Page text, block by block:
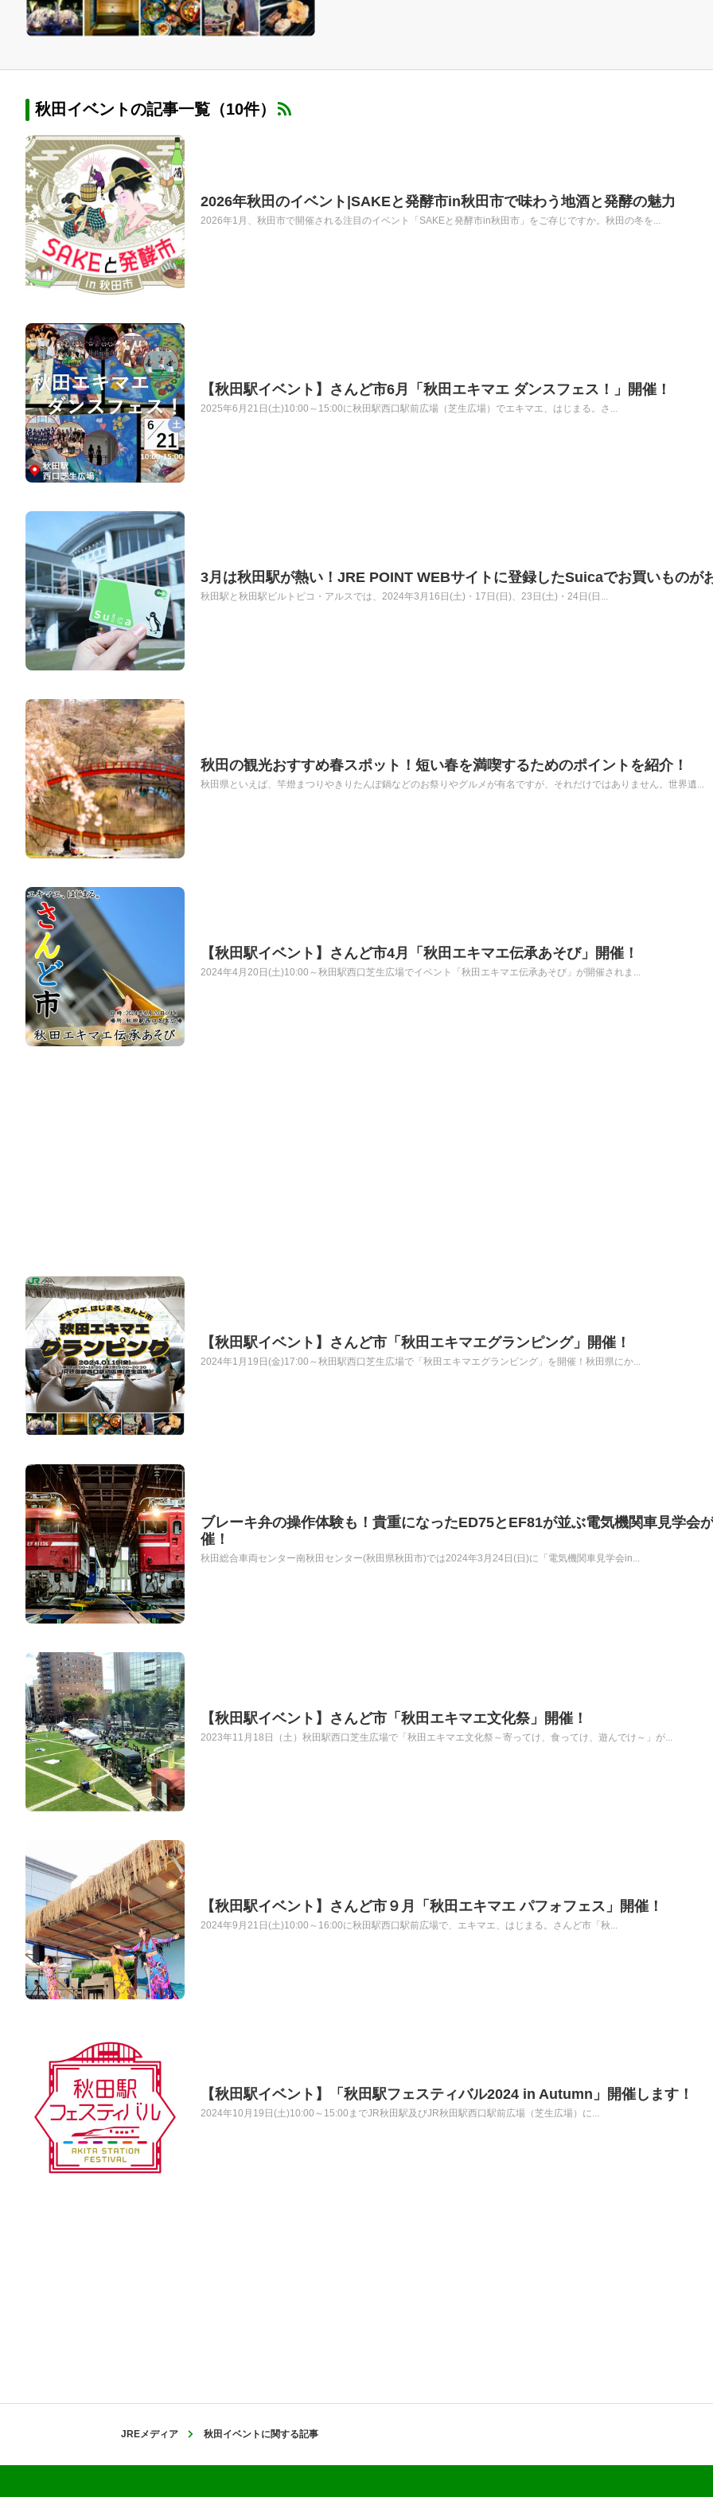
秋田イベントの記事一覧（10件）
2026年秋田のイベント|SAKEと発酵市in秋田市で味わう地酒と発酵の魅力
2026年1月、秋田市で開催される注目のイベント「SAKEと発酵市in秋田市」をご存じですか。秋田の冬を...
【秋田駅イベント】さんど市6月「秋田エキマエ ダンスフェス！」開催！
2025年6月21日(土)10:00～15:00に秋田駅西口駅前広場（芝生広場）でエキマエ、はじまる。さ...
3月は秋田駅が熱い！JRE POINT WEBサイトに登録したSuicaでお買いものが
秋田駅と秋田駅ビルトピコ・アルスでは、2024年3月16日(土)・17日(日)、23日(土)・24日(日...
秋田の観光おすすめ春スポット！短い春を満喫するためのポイントを紹介！
秋田県といえば、竿燈まつりやきりたんぽ鍋などのお祭りやグルメが有名ですが、それだけではありません。世界遺...
【秋田駅イベント】さんど市4月「秋田エキマエ伝承あそび」開催！
2024年4月20日(土)10:00～秋田駅西口芝生広場でイベント「秋田エキマエ伝承あそび」が開催されま...
【秋田駅イベント】さんど市「秋田エキマエグランピング」開催！
2024年1月19日(金)17:00～秋田駅西口芝生広場で「秋田エキマエグランピング」を開催！秋田県にか...
ブレーキ弁の操作体験も！貴重になったED75とEF81が並ぶ電気機関車見学会
催！
秋田総合車両センター南秋田センター(秋田県秋田市)では2024年3月24日(日)に「電気機関車見学会in...
【秋田駅イベント】さんど市「秋田エキマエ文化祭」開催！
2023年11月18日（土）秋田駅西口芝生広場で「秋田エキマエ文化祭～寄ってけ、食ってけ、遊んでけ～」が...
【秋田駅イベント】さんど市９月「秋田エキマエ パフォフェス」開催！
2024年9月21日(土)10:00～16:00に秋田駅西口駅前広場で、エキマエ、はじまる。さんど市「秋...
【秋田駅イベント】「秋田駅フェスティバル2024 in Autumn」開催します！
2024年10月19日(土)10:00～15:00までJR秋田駅及びJR秋田駅西口駅前広場（芝生広場）に...
JREメディア 秋田イベントに関する記事